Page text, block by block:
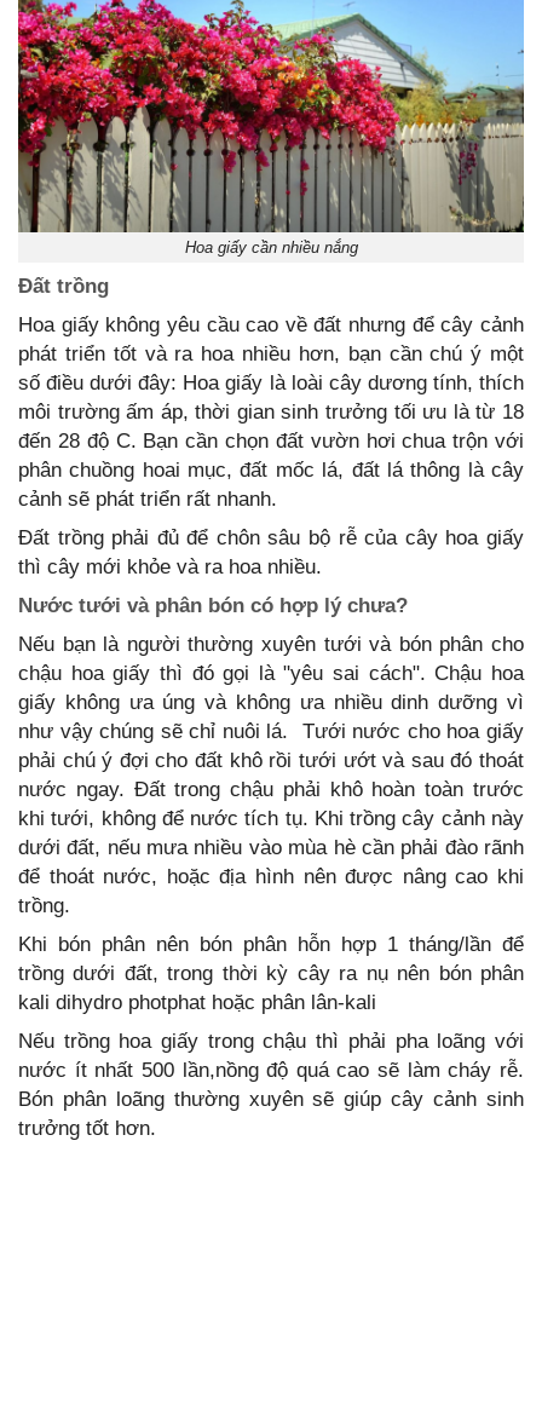
Hoa giấy cần nhiều nắng
Đất trồng
Hoa giấy không yêu cầu cao về đất nhưng để cây cảnh
phát triển tốt và ra hoa nhiều hơn, bạn cần chú ý một
số điều dưới đây: Hoa giấy là loài cây dương tính, thích
môi trường ấm áp, thời gian sinh trưởng tối ưu là từ 18
đến 28 độ C. Bạn cần chọn đất vườn hơi chua trộn với
phân chuồng hoai mục, đất mốc lá, đất lá thông là cây
cảnh sẽ phát triển rất nhanh.
Đất trồng phải đủ để chôn sâu bộ rễ của cây hoa giấy
thì cây mới khỏe và ra hoa nhiều.
Nước tưới và phân bón có hợp lý chưa?
Nếu bạn là người thường xuyên tưới và bón phân cho
chậu hoa giấy thì đó gọi là "yêu sai cách". Chậu hoa
giấy không ưa úng và không ưa nhiều dinh dưỡng vì
như vậy chúng sẽ chỉ nuôi lá. Tưới nước cho hoa giấy
phải chú ý đợi cho đất khô rồi tưới ướt và sau đó thoát
nước ngay. Đất trong chậu phải khô hoàn toàn trước
khi tưới, không để nước tích tụ. Khi trồng cây cảnh này
dưới đất, nếu mưa nhiều vào mùa hè cần phải đào rãnh
để thoát nước, hoặc địa hình nên được nâng cao khi
trồng.
Khi bón phân nên bón phân hỗn hợp 1 tháng/lần để
trồng dưới đất, trong thời kỳ cây ra nụ nên bón phân
kali dihydro photphat hoặc phân lân-kali
Nếu trồng hoa giấy trong chậu thì phải pha loãng với
nước ít nhất 500 lần,nồng độ quá cao sẽ làm cháy rễ.
Bón phân loãng thường xuyên sẽ giúp cây cảnh sinh
trưởng tốt hơn.